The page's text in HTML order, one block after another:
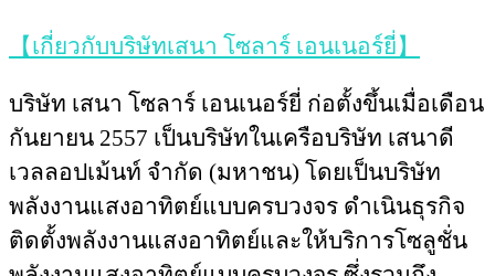
【เกี่ยวกับบริษัทเสนา โซลาร์ เอนเนอร์ยี่】
บริษัท เสนา โซลาร์ เอนเนอร์ยี่ ก่อตั้งขึ้นเมื่อเดือน
กันยายน 2557 เป็นบริษัทในเครือบริษัท เสนาดี
เวลลอปเม้นท์ จำกัด (มหาชน) โดยเป็นบริษัท
พลังงานแสงอาทิตย์แบบครบวงจร ดำเนินธุรกิจ
ติดตั้งพลังงานแสงอาทิตย์และให้บริการโซลูชั่น